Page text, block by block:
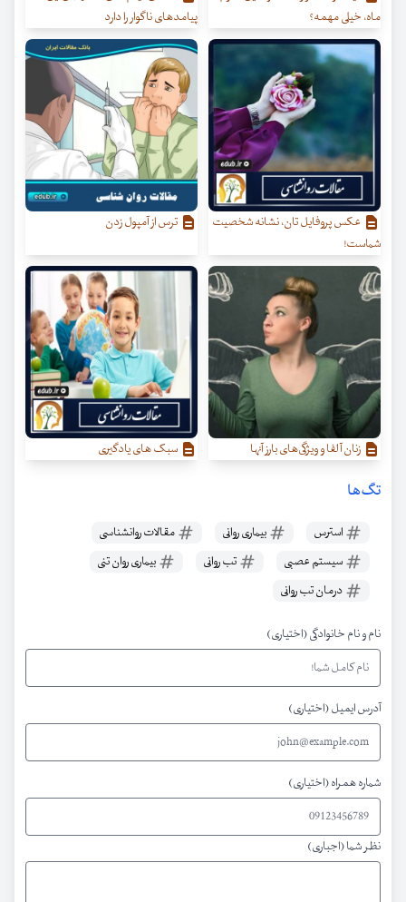
ماه، خیلی مهمه؟
پیامدهای ناگوار را دارد
عکس پروفایل تان، نشانه شخصیت
شماست!
ترس از آمپول زدن
زنان آلفا و ویژگی‌‌های بارز آنها سبک های یادگیری
تگ‌ها
استرس بیماری روانی
مقالات روانشناسی
سیستم عصبی
تب روانی
بیماری روان تنی
درمان تب روانی
نام و نام خانوادگی (اختیاری)
آدرس ایمیل (اختیاری)
شماره همراه (اختیاری)
نظر شما (اجباری)